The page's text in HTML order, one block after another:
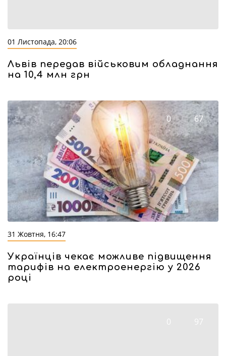
01 Листопада, 20:06
Львів передав військовим обладнання
на 10,4 млн грн
0 67
31 Жовтня, 16:47
Українців чекає можливе підвищення
тарифів на електроенергію у 2026
році
0 97